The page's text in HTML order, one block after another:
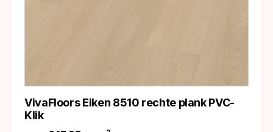
VivaFloors Eiken 8510 rechte plank PVC-
Klik